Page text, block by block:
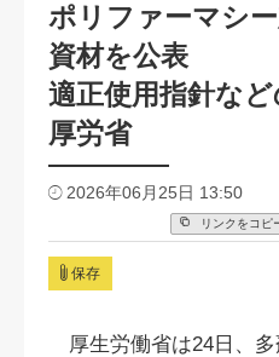
ポリファーマシ
資材を公表
適正使用指針な
厚労省
2026年06月25日 13:50
リンクをコピ
保存
厚生労働省は24日、